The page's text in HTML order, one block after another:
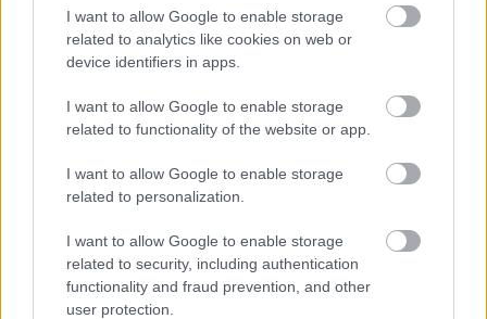
I want to allow Google to enable storage
related to analytics like cookies on web or
device identifiers in apps.
I want to allow Google to enable storage
related to functionality of the website or app.
I want to allow Google to enable storage
related to personalization.
I want to allow Google to enable storage
related to security, including authentication
functionality and fraud prevention, and other
user protection.
vyjsť draho. Ako ho ochrániť pred hnitím a škodcami?
clovek by cakal ze vysusene drahe drevo bolo predtym naparovane aby
sa zbavilo zarodkov skodcov...
Najnovšie časopisy